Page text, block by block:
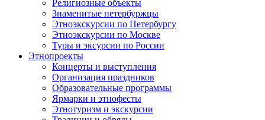
Религиозные объекты
Знаменитые петербуржцы
Этноэкскурсии по Петербургу
Этноэкскурсии по Москве
Туры и эксурсии по России
Этнопроекты
Концерты и выступления
Организация праздников
Образовательные программы
Ярмарки и этнофесты
Этнотуризм и экскурсии